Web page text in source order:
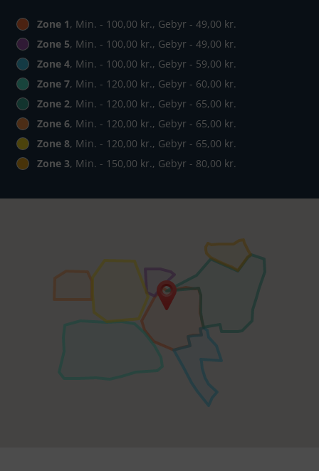
Zone 1, Min. - 100,00 kr., Gebyr - 49,00 kr.
Zone 5, Min. - 100,00 kr., Gebyr - 49,00 kr.
Zone 4, Min. - 100,00 kr., Gebyr - 59,00 kr.
Zone 7, Min. - 120,00 kr., Gebyr - 60,00 kr.
Zone 2, Min. - 120,00 kr., Gebyr - 65,00 kr.
Zone 6, Min. - 120,00 kr., Gebyr - 65,00 kr.
Zone 8, Min. - 120,00 kr., Gebyr - 65,00 kr.
Zone 3, Min. - 150,00 kr., Gebyr - 80,00 kr.